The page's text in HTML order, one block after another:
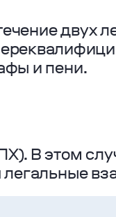
двух
и пени.
В этом
легальные